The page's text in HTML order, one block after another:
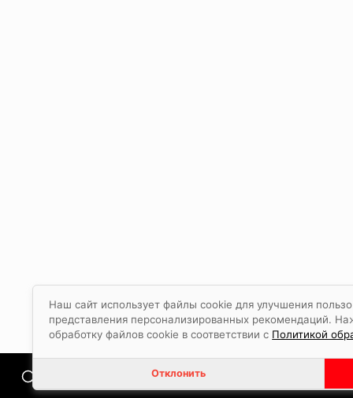
Наш сайт использует файлы cookie для улучшения
представления персонализированных рекомендаций.
обработку файлов cookie в соответствии с Политикой
Отклонить